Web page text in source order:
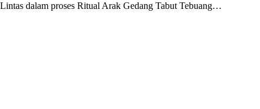
dalam proses Ritual Arak Gedang Tabut Tebuang…